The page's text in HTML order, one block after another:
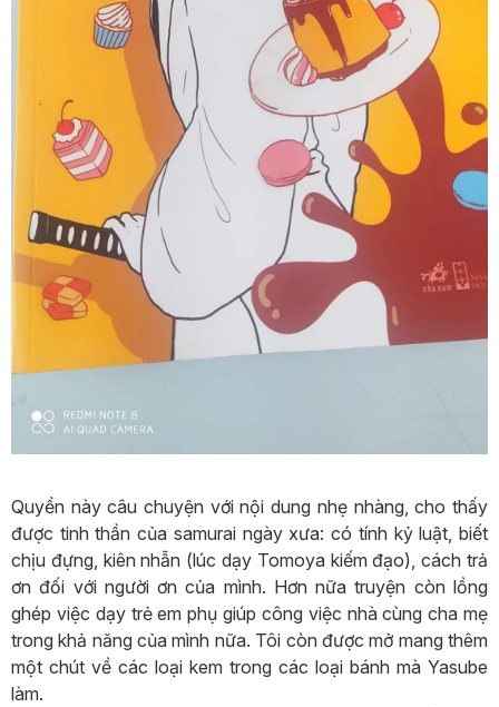
Quyển này câu chuyện với nội dung nhẹ nhàng, cho thấy
được tinh thần của samurai ngày xưa: có tính kỷ luật, biết
chịu đựng, kiên nhẫn (lúc dạy Tomoya kiếm đạo), cách trả
ơn đối với người ơn của mình. Hơn nữa truyện còn lồng
ghép việc dạy trẻ em phụ giúp công việc nhà cùng cha mẹ
trong khả năng của mình nữa. Tôi còn được mở mang thêm
một chút về các loại kem trong các loại bánh mà Yasube
làm.